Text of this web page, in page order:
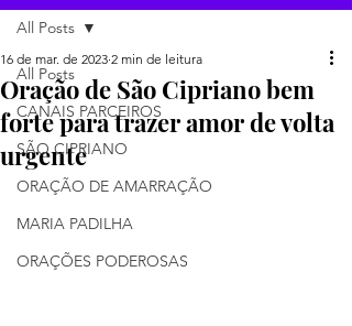
All Posts
CANAIS PARCEIROS
SÃO CIPRIANO
ORAÇÃO DE AMARRAÇÃO
MARIA PADILHA
ORAÇÕES PODEROSAS
All Posts
Oração de São Cipriano bem
forte para trazer amor de volta
urgente
16 de mar. de 2023 2 min de leitura